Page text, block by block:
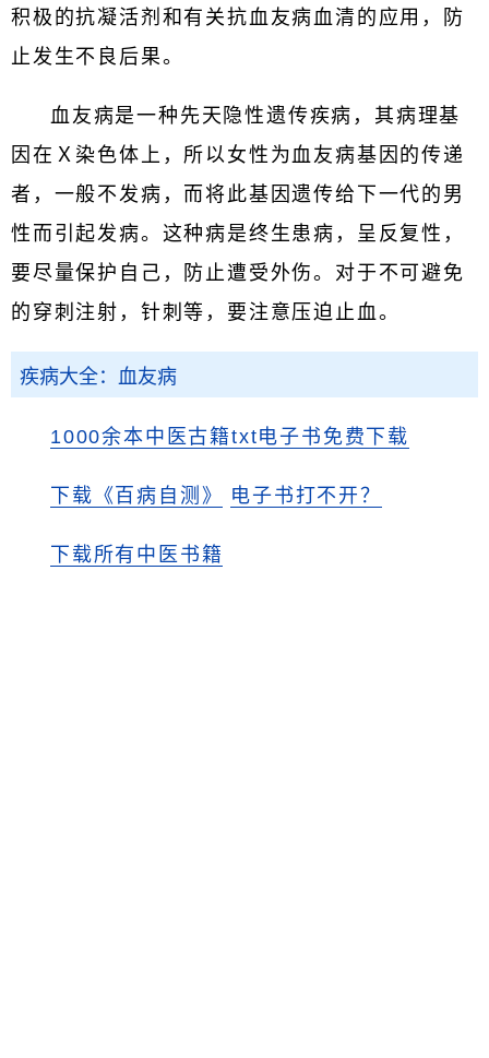
积极的抗凝活剂和有关抗血友病血清的应用，防
止发生不良后果。
血友病是一种先天隐性遗传疾病，其病理基
因在Ｘ染色体上，所以女性为血友病基因的传递
者，一般不发病，而将此基因遗传给下一代的男
性而引起发病。这种病是终生患病，呈反复性，
要尽量保护自己，防止遭受外伤。对于不可避免
的穿刺注射，针刺等，要注意压迫止血。
疾病大全：血友病
1000余本中医古籍txt电子书免费下载
下载《百病自测》 电子书打不开？
下载所有中医书籍